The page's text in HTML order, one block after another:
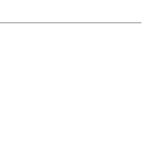
el fin de la